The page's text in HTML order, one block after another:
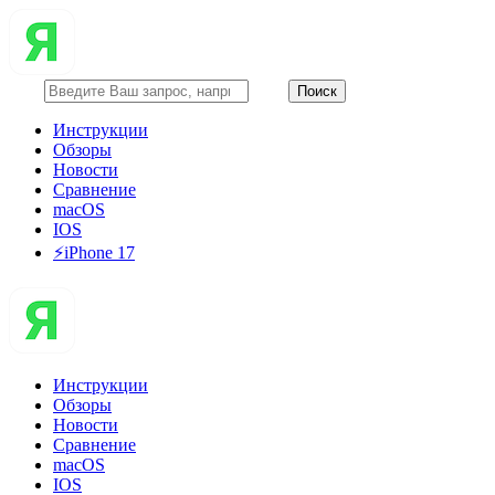
Инструкции
Обзоры
Новости
Сравнение
macOS
IOS
⚡️iPhone 17
Инструкции
Обзоры
Новости
Сравнение
macOS
IOS